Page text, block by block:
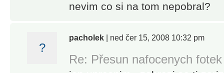
nevim co si na tom nepobral?
?
pacholek | ned čer 15, 2008 10:32 pm
Re: Přesun nafocenych